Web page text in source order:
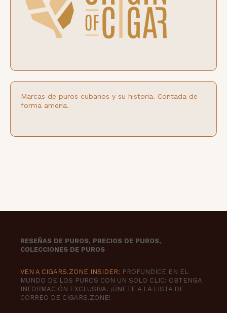
Marcas de puros cubanos y su historia. Contada de
forma amena.
RESEÑAS DE PUROS, PRECIOS DE PUROS,
COLECCIONES DE PUROS
VEN A CIGARS.ZONE INSIDER: PROFUNDICE EN EL
MUNDO DE LOS PUROS CON UN SOLO CLIC: OBTENGA
INFORMACIÓN EXCLUSIVA. ¡ÚNETE A LA LISTA DE
CORREO DE CIGARS.ZONE!